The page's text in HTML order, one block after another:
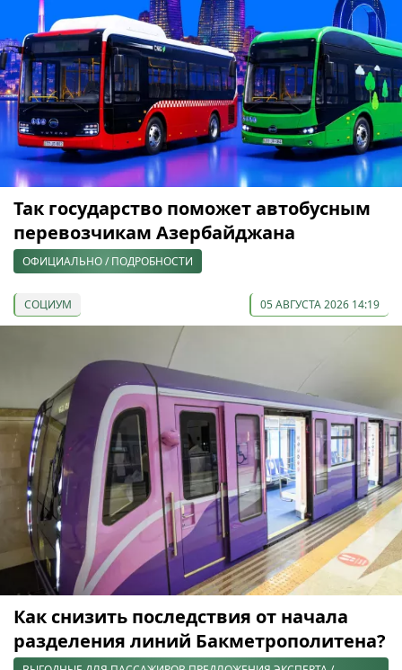
Так государство поможет автобусным
перевозчикам Азербайджана
ОФИЦИАЛЬНО / ПОДРОБНОСТИ
СОЦИУМ 05 АВГУСТА 2026 14:19
Как снизить последствия от начала
разделения линий Бакметрополитена?